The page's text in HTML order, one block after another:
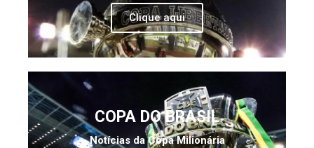
Clique aqui
COPA DO BRASIL
Notícias da Copa Milionária